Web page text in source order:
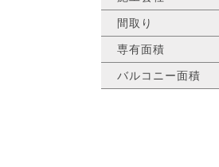
間取り
専有面積
バルコニー面積